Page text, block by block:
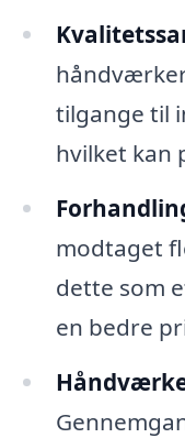
tilgange til
hvilket kan
modtaget
dette som
en bedre